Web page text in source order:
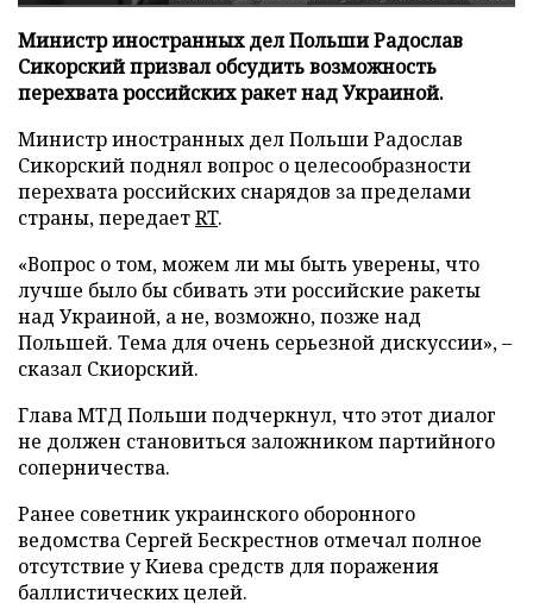
Министр иностранных дел Польши Радослав
Сикорский призвал обсудить возможность
перехвата российских ракет над Украиной.
Министр иностранных дел Польши Радослав
Сикорский поднял вопрос о целесообразности
перехвата российских снарядов за пределами
страны, передаетRT.
«Вопрос о том, можем ли мы быть уверены, что
лучше было бы сбивать эти российские ракеты
над Украиной, а не, возможно, позже над
Польшей. Тема для очень серьезной дискуссии», –
сказал Скиорский.
Глава МТД Польши подчеркнул, что этот диалог
не должен становиться заложником партийного
соперничества.
Ранее советник украинского оборонного
ведомства Сергей Бескрестнов отмечал полное
отсутствие у Киева средств для поражения
баллистических целей.